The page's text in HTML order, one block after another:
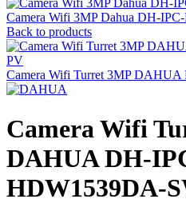
Camera Wifi 3MP Dahua DH-
Back to products
Camera Wifi Turret 3MP
Camera Wifi
DAHUA DH-
HDW1539DA-